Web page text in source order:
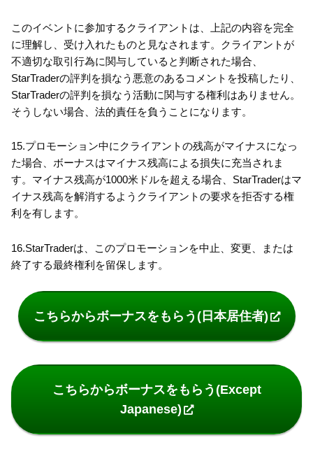
このイベントに参加するクライアントは、上記の内容を完全
に理解し、受け入れたものと見なされます。クライアントが
不適切な取引行為に関与していると判断された場合、
StarTraderの評判を損なう悪意のあるコメントを投稿したり、
StarTraderの評判を損なう活動に関与する権利はありません。
そうしない場合、法的責任を負うことになります。
15.プロモーション中にクライアントの残高がマイナスになっ
た場合、ボーナスはマイナス残高による損失に充当されま
す。マイナス残高が1000米ドルを超える場合、StarTraderはマ
イナス残高を解消するようクライアントの要求を拒否する権
利を有します。
16.StarTraderは、このプロモーションを中止、変更、または
終了する最終権利を留保します。
こちらからボーナスをもらう(日本居住者)
こちらからボーナスをもらう(Except
Japanese)